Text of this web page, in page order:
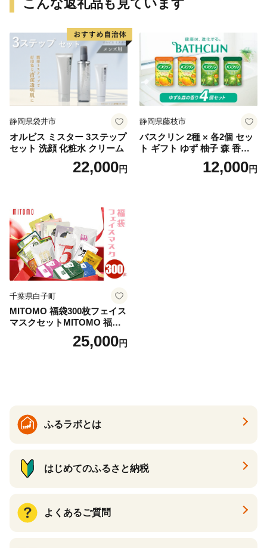
こんな返礼品も見ています
静岡県袋井市
オルビス ミスター 3ステップ
セット 洗顔 化粧水 クリーム
22,000円
静岡県藤枝市
バスクリン 2種 × 各2個 セッ
ト ギフト ゆず 柚子 森 香り
日用品 お風呂 バス用品 温活
アロマ 香り まとめ買い静岡
12,000円
千葉県白子町
MITOMO 福袋300枚フェイス
マスクセットMITOMO 福袋3
00枚フェイスマスクセット
ふるさと納税 パック ファイ
25,000円
ふるラボとは
はじめてのふるさと納税
よくあるご質問